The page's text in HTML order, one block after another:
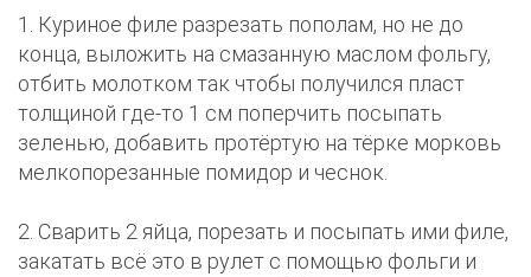
1. Куриное филе разрезать пополам, но не до
конца, выложить на смазанную маслом фольгу,
отбить молотком так чтобы получился пласт
толщиной где-то 1 см поперчить посыпать
зеленью, добавить протёртую на тёрке морковь
мелкопорезанные помидор и чеснок.
2. Сварить 2 яйца, порезать и посыпать ими филе,
закатать всё это в рулет с помощью фольги и